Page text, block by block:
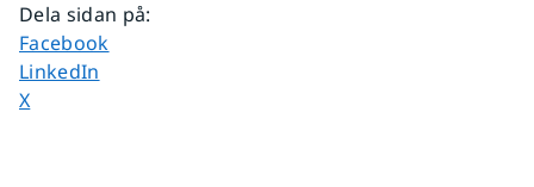
Dela sidan på:
Dela sidan på
Facebook
Dela sidan på
LinkedIn
Dela sidan på
X